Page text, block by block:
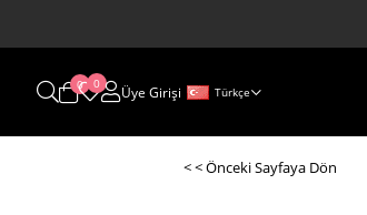
0 0 Üye Girişi Türkçe
< < Önceki Sayfaya Dön